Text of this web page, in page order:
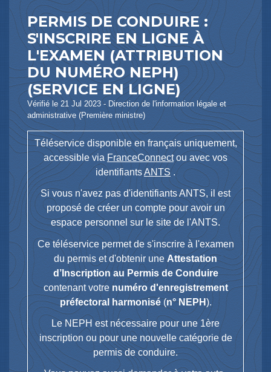
PERMIS DE CONDUIRE :
S'INSCRIRE EN LIGNE À
L'EXAMEN (ATTRIBUTION
DU NUMÉRO NEPH)
(SERVICE EN LIGNE)
Vérifié le 21 Jul 2023 - Direction de l'information légale et
administrative (Première ministre)
Téléservice disponible en français uniquement,
accessible via FranceConnectou avec vos
identifiantsANTS.
Si vous n'avez pas d'identifiants ANTS, il est
proposé de créer un compte pour avoir un
espace personnel sur le site de l'ANTS.
Ce téléservice permet de s'inscrire à l'examen
du permis et d'obtenir uneAttestation
d’Inscription au Permis de Conduire
contenant votrenuméro d'enregistrement
préfectoral harmonisé(n° NEPH).
Le NEPH est nécessaire pour une 1ère
inscription ou pour une nouvelle catégorie de
permis de conduire.